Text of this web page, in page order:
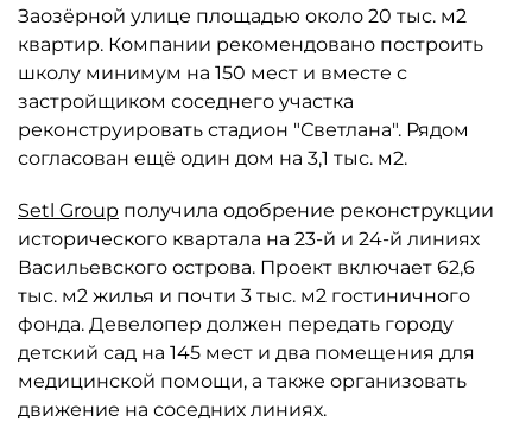
Заозёрной улице площадью около 20 тыс. м2
квартир. Компании рекомендовано построить
школу минимум на 150 мест и вместе с
застройщиком соседнего участка
реконструировать стадион "Светлана". Рядом
согласован ещё один дом на 3,1 тыс. м2.
Setl Group получила одобрение реконструкции
исторического квартала на 23-й и 24-й линиях
Васильевского острова. Проект включает 62,6
тыс. м2 жилья и почти 3 тыс. м2 гостиничного
фонда. Девелопер должен передать городу
детский сад на 145 мест и два помещения для
медицинской помощи, а также организовать
движение на соседних линиях.